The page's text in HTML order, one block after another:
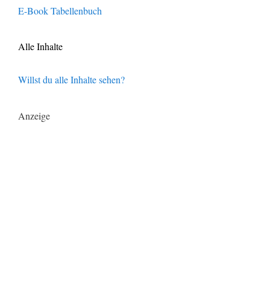
E-Book Tabellenbuch
Alle Inhalte
Willst du alle Inhalte sehen?
Anzeige